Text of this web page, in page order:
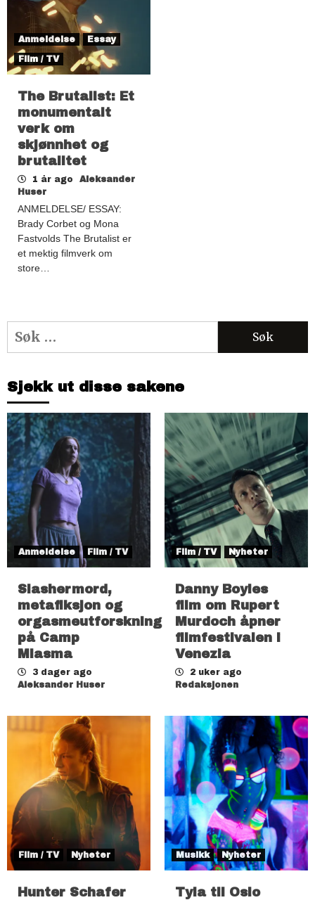
Anmeldelse
Essay
Film / TV
The Brutalist: Et
monumentalt
verk om
skjønnhet og
brutalitet
1 år ago
Aleksander
Huser
ANMELDELSE/ ESSAY:
Brady Corbet og Mona
Fastvolds The Brutalist er
et mektig filmverk om
store…
Søk
etter:
Sjekk ut disse sakene
Anmeldelse Film / TV
Slashermord,
metafiksjon og
orgasmeutforskning
på Camp
Miasma
3 dager ago
Aleksander Huser
Film / TV Nyheter
Danny Boyles
film om Rupert
Murdoch åpner
filmfestivalen i
Venezia
2 uker ago
Redaksjonen
Film / TV Nyheter
Hunter Schafer
Musikk Nyheter
Tyla til Oslo